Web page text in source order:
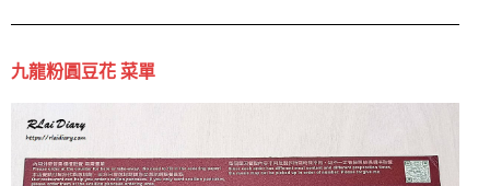
九龍粉圓豆花 菜單